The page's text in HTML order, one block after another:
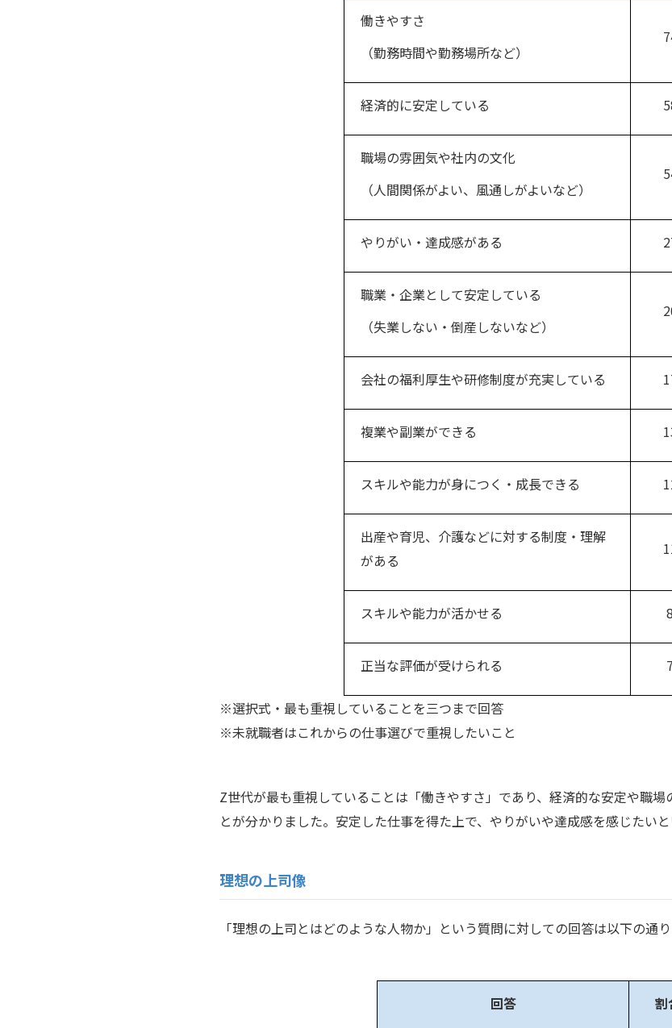
働きやすさ
（勤務時間や勤務場所など）
経済的に安定している
職場の雰囲気や社内の文化
（人間関係がよい、風通しがよいなど）
やりがい・達成感がある
職業・企業として安定している
（失業しない・倒産しないなど）
会社の福利厚生や研修制度が充実している
複業や副業ができる
スキルや能力が身につく・成長できる
出産や育児、介護などに対する制度・理解
がある
スキルや能力が活かせる
正当な評価が受けられる
※選択式・最も重視していることを三つまで回答
※未就職者はこれからの仕事選びで重視したいこと
Z世代が最も重視していることは「働きやすさ」であり、経済的な安定や職
とが分かりました。安定した仕事を得た上で、やりがいや達成感を感じたいと
理想の上司像
「理想の上司とはどのような人物か」という質問に対しての回答は以下の通り
回答 割